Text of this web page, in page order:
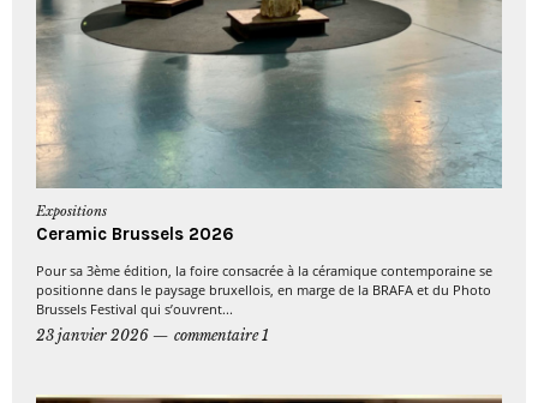
Expositions
Ceramic Brussels 2026
Pour sa 3ème édition, la foire consacrée à la céramique contemporaine se
positionne dans le paysage bruxellois, en marge de la BRAFA et du Photo
Brussels Festival qui s’ouvrent...
23 janvier 2026
commentaire 1